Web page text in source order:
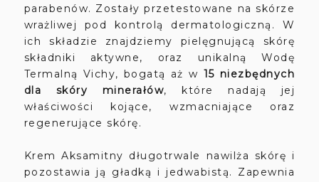
parabenów. Zostały przetestowane na skórze
wrażliwej pod kontrolą dermatologiczną. W
ich składzie znajdziemy pielęgnującą skórę
składniki aktywne, oraz unikalną Wodę
Termalną Vichy, bogatą aż w 15 niezbędnych
dla skóry minerałów, które nadają jej
właściwości kojące, wzmacniające oraz
regenerujące skórę.
Krem Aksamitny długotrwale nawilża skórę i
pozostawia ją gładką i jedwabistą. Zapewnia